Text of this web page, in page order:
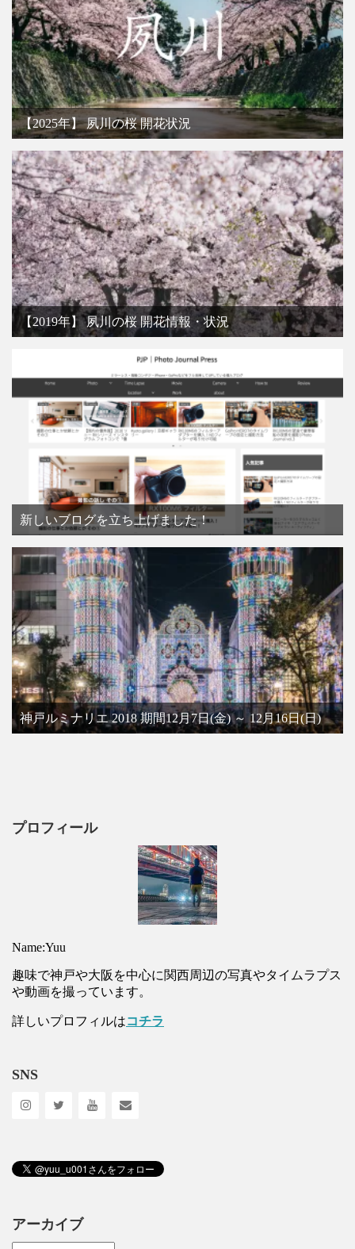
【2025年】 夙川の桜 開花状況
【2019年】 夙川の桜 開花情報・状況
新しいブログを立ち上げました！
神戸ルミナリエ 2018 期間12月7日(金) ～ 12月16日(日)
プロフィール
Name:Yuu
趣味で神戸や大阪を中心に関西周辺の写真やタイムラプス
や動画を撮っています。
詳しいプロフィルはコチラ
SNS
アーカイブ